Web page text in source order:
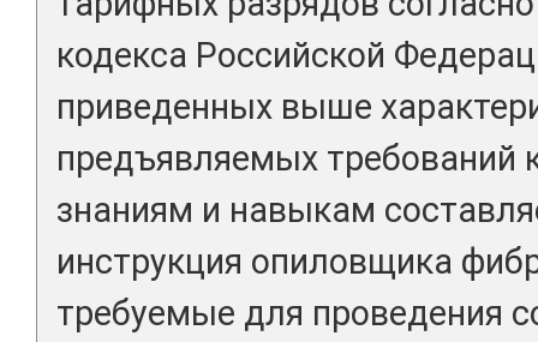
кодекса Российской
приведенных выше
предъявляемых требований
знаниям и навыкам
инструкция опиловщика
требуемые для проведения